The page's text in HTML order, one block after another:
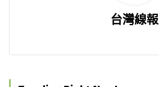
台灣線報